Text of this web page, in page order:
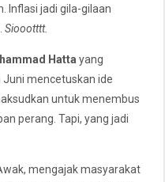
Inflasi jadi gila-gilaan
Sioootttt.
Hatta yang
Juni mencetuskan ide
untuk menembus
perang. Tapi, yang jadi
mengajak masyarakat